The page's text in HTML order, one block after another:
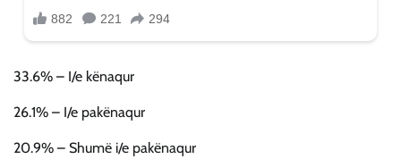
33.6% – I/e kënaqur
26.1% – I/e pakënaqur
20.9% – Shumë i/e pakënaqur